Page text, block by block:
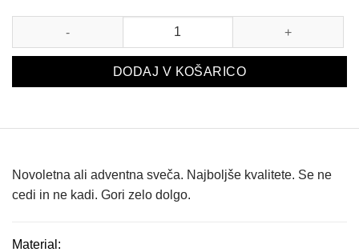
SVEČA FIAMMA BARVNA SPIRALA 270X22 X 1 BEŽ
DODAJ V KOŠARICO
Novoletna ali adventna sveča. Najboljše kvalitete. Se ne
cedi in ne kadi. Gori zelo dolgo.
Material: